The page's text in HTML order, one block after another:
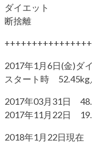
ダイエット
断捨離
2017年1月6日(金)ダ
スタート時 52.45kg
2017年03月31日
2017年11月22日
2018年1月22日現在